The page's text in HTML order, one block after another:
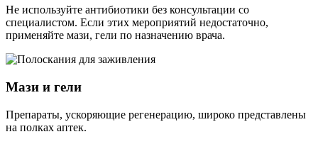
Не используйте антибиотики без консультации со
специалистом. Если этих мероприятий недостаточно,
применяйте мази, гели по назначению врача.
Мази и гели
Препараты, ускоряющие регенерацию, широко представлены
на полках аптек.